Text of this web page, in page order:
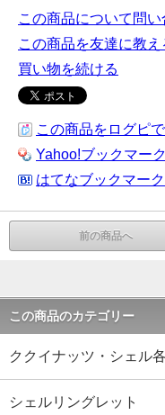
この商品について問い
この商品を友達に教え
買い物を続ける
この商品をログピ
Yahoo!ブックマー
はてなブックマー
前の商品へ
この商品のカテゴリー
ククイナッツ・シェル
シェルリングレット